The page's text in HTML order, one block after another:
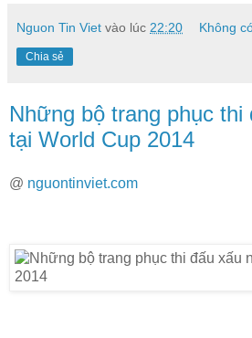
Nguon Tin Viet vào lúc 22:20 Không
Chia sẻ
Những bộ trang phục thi
tại World Cup 2014
@ nguontinviet.com